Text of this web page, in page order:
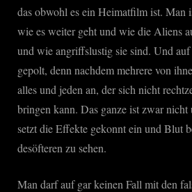
das obwohl es ein Heimatfilm ist. Man
wie es weiter geht und wie die Aliens
und wie angriffslustig sie sind. Und
gepolt, denn nachdem mehrere von
alles und jeden an, der sich nicht
bringen kann. Das ganze ist zwar nicht
setzt die Effekte gekonnt ein und Blut
desöfteren zu sehen.
Man darf auf gar keinen Fall mit den